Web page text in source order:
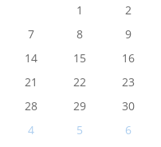
1
2
7 8
9
14 15
16
21 22
23
28 29
30
4 5 6